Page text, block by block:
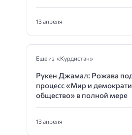
13 апреля
Еще из «Курдистан»
Рукен Джамал: Рожава
процесс «Мир и
общество» в полной мере
13 апреля